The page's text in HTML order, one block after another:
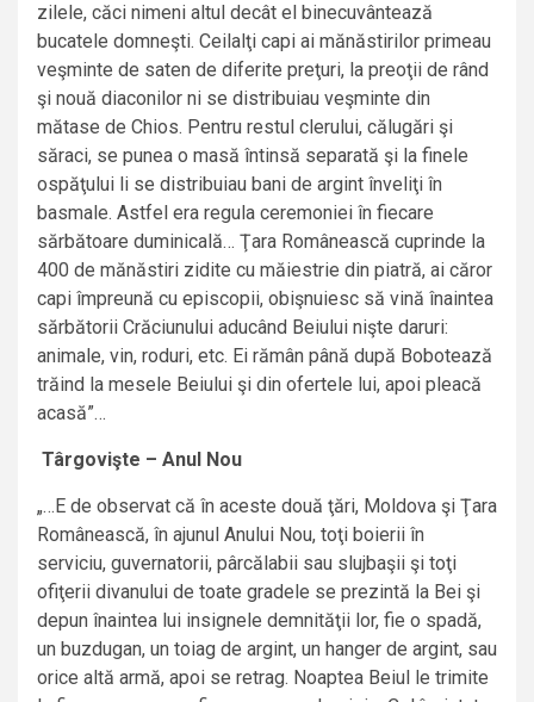
zilele, căci nimeni altul decât el binecuvântează
bucatele domneşti. Ceilalţi capi ai mănăstirilor primeau
veşminte de saten de diferite preţuri, la preoţii de rând
şi nouă diaconilor ni se distribuiau veşminte din
mătase de Chios. Pentru restul clerului, călugări şi
săraci, se punea o masă întinsă separată şi la finele
ospăţului li se distribuiau bani de argint înveliţi în
basmale. Astfel era regula ceremoniei în fiecare
sărbătoare duminicală… Ţara Românească cuprinde la
400 de mănăstiri zidite cu măiestrie din piatră, ai căror
capi împreună cu episcopii, obişnuiesc să vină înaintea
sărbătorii Crăciunului aducând Beiului nişte daruri:
animale, vin, roduri, etc. Ei rămân până după Bobotează
trăind la mesele Beiului şi din ofertele lui, apoi pleacă
acasă”…
Târgovişte – Anul Nou
„…E de observat că în aceste două ţări, Moldova şi Ţara
Românească, în ajunul Anului Nou, toţi boierii în
serviciu, guvernatorii, pârcălabii sau slujbaşii şi toţi
ofiţerii divanului de toate gradele se prezintă la Bei şi
depun înaintea lui insignele demnităţii lor, fie o spadă,
un buzdugan, un toiag de argint, un hanger de argint, sau
orice altă armă, apoi se retrag. Noaptea Beiul le trimite